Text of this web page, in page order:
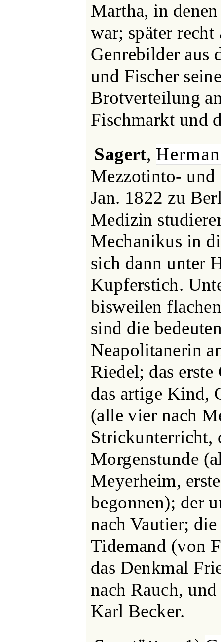
Martha, in
war; später recht
Genrebilder aus
und Fischer
Brotverteilung
Fischmarkt und
Sagert,
Mezzotinto- und
Jan. 1822 zu
Medizin
Mechanikus in
sich dann unter
Kupferstich.
bisweilen
sind die
Neapolitanerin
Riedel; das
das artige Kind,
(alle vier nach
Strickunterricht,
Morgenstunde
Meyerheim,
begonnen); der
nach Vautier;
Tidemand (von
das Denkmal
nach Rauch,
Karl Becker.